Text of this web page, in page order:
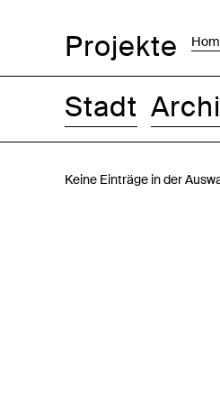
Projekte
Stadt
Keine Einträge in der